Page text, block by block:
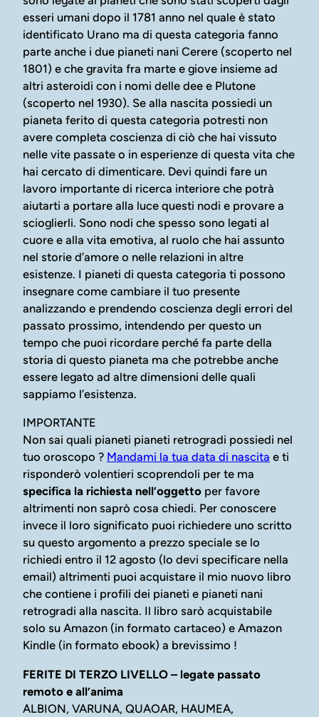
esseri umani dopo il 1781 anno nel quale è stato
identificato Urano ma di questa categoria fanno
parte anche i due pianeti nani Cerere (scoperto nel
1801) e che gravita fra marte e giove insieme ad
altri asteroidi con i nomi delle dee e Plutone
(scoperto nel 1930). Se alla nascita possiedi un
pianeta ferito di questa categoria potresti non
avere completa coscienza di ciò che hai vissuto
nelle vite passate o in esperienze di questa vita che
hai cercato di dimenticare. Devi quindi fare un
lavoro importante di ricerca interiore che potrà
aiutarti a portare alla luce questi nodi e provare a
scioglierli. Sono nodi che spesso sono legati al
cuore e alla vita emotiva, al ruolo che hai assunto
nel storie d’amore o nelle relazioni in altre
esistenze. I pianeti di questa categoria ti possono
insegnare come cambiare il tuo presente
analizzando e prendendo coscienza degli errori del
passato prossimo, intendendo per questo un
tempo che puoi ricordare perché fa parte della
storia di questo pianeta ma che potrebbe anche
essere legato ad altre dimensioni delle quali
sappiamo l’esistenza.
IMPORTANTE
Non sai quali pianeti pianeti retrogradi possiedi nel
tuo oroscopo ? Mandami la tua data di nascita e ti
risponderò volentieri scoprendoli per te ma
specifica la richiesta nell’oggetto per favore
altrimenti non saprò cosa chiedi. Per conoscere
invece il loro significato puoi richiedere uno scritto
su questo argomento a prezzo speciale se lo
richiedi entro il 12 agosto (lo devi specificare nella
email) altrimenti puoi acquistare il mio nuovo libro
che contiene i profili dei pianeti e pianeti nani
retrogradi alla nascita. Il libro sarò acquistabile
solo su Amazon (in formato cartaceo) e Amazon
Kindle (in formato ebook) a brevissimo !
FERITE DI TERZO LIVELLO – legate passato
remoto e all’anima
ALBION, VARUNA, QUAOAR, HAUMEA,